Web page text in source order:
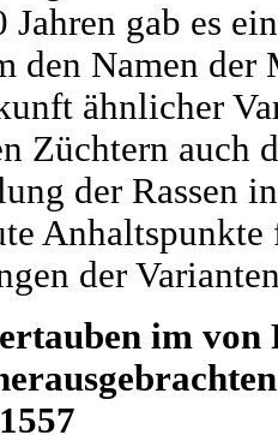
Jahren gab es
den Namen der
ähnlicher
Züchtern auch
der Rassen
der
im